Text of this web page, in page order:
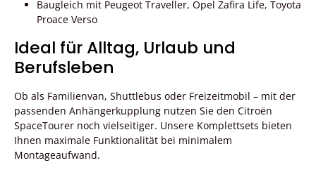
Baugleich mit Peugeot Traveller, Opel Zafira Life, Toyota
Proace Verso
Ideal für Alltag, Urlaub und
Berufsleben
Ob als Familienvan, Shuttlebus oder Freizeitmobil – mit der
passenden Anhängerkupplung nutzen Sie den Citroën
SpaceTourer noch vielseitiger. Unsere Komplettsets bieten
Ihnen maximale Funktionalität bei minimalem
Montageaufwand.